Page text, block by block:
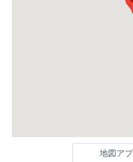
地図ア